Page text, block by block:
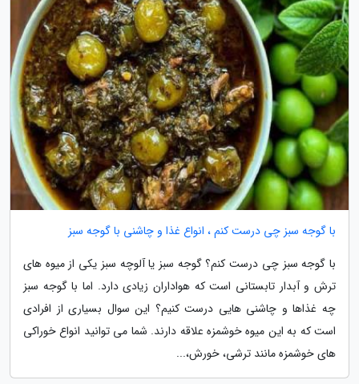
با گوجه سبز چی درست کنم ، انواع غذا و چاشنی با گوجه سبز
با گوجه سبز چی درست کنم؟ گوجه سبز یا آلوچه سبز یکی از میوه های
ترش و آبدار تابستانی است که هواداران زیادی دارد. اما با گوجه سبز
چه غذاها و چاشنی هایی درست کنیم؟ این سوال بسیاری از افرادی
است که به این میوه خوشمزه علاقه دارند. شما می توانید انواع خوراکی
های خوشمزه مانند ترشی، خورش،...